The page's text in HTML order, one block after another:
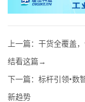
上一篇：干货全覆盖
结看这篇→
下一篇：标杆引领•数
新趋势